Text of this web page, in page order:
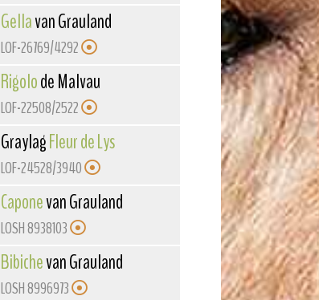
Gellavan Grauland
LOF-26769/4292
Rigolode Malvau
LOF-22508/2522
GraylagFleur de Lys
LOF-24528/3940
Caponevan Grauland
LOSH 8938103
Bibichevan Grauland
LOSH 8996973